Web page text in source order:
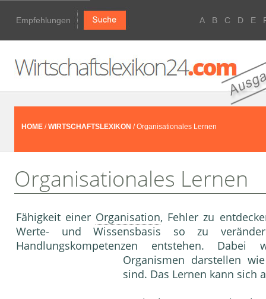
Empfehlungen A B C D E
HOME /WIRTSCHAFTSLEXIKON / Organisationales Lernen
Organisationales Lernen
Fähigkeit einer Organisation, Fehler zu
Werte- und Wissensbasis so zu
Handlungskompetenzen entstehen.
Organismen darstellen
sind. Das Lernen kann sich